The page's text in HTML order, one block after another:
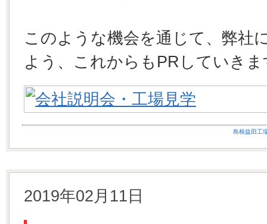
このような機会を通じて、弊社
よう、これからもPRしていきま
島根益田工
2019年02月11日